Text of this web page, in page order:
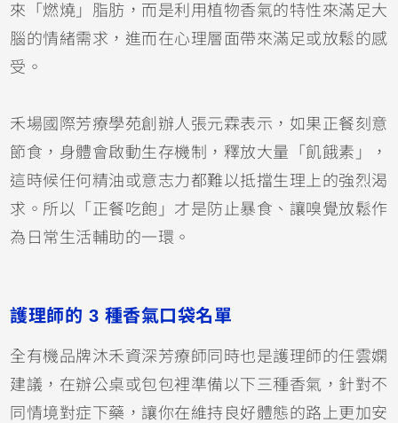
來「燃燒」脂肪，而是利用植物香氣的特性來滿足大
腦的情緒需求，進而在心理層面帶來滿足或放鬆的感
受。
禾場國際芳療學苑創辦人張元霖表示，如果正餐刻意
節食，身體會啟動生存機制，釋放大量「飢餓素」，
這時候任何精油或意志力都難以抵擋生理上的強烈渴
求。所以「正餐吃飽」才是防止暴食、讓嗅覺放鬆作
為日常生活輔助的一環。
護理師的 3 種香氣口袋名單
全有機品牌沐禾資深芳療師同時也是護理師的任雲嫻
建議，在辦公桌或包包裡準備以下三種香氣，針對不
同情境對症下藥，讓你在維持良好體態的路上更加安